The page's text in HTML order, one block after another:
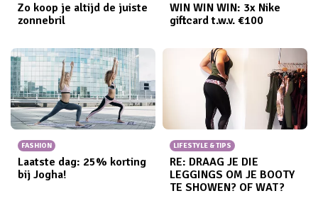
Zo koop je altijd de juiste
zonnebril
WIN WIN WIN: 3x Nike
giftcard t.w.v. €100
FASHION
Laatste dag: 25% korting
bij Jogha!
LIFESTYLE & TIPS
RE: DRAAG JE DIE
LEGGINGS OM JE BOOTY
TE SHOWEN? OF WAT?